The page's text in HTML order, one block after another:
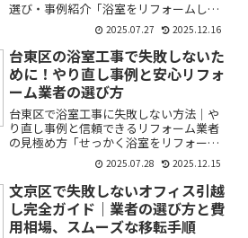
選び・事例紹介「浴室をリフォームした
いけど、費用や業者選びが不安…」「そ
もそも何から始めていいのかわからな
い」そんなお悩みを抱えていませんか？
浴室工事は決して安い買い物...
2025.07.27 2025.12.16
台東区の浴室工事で失敗しないた
めに！やり直し事例と安心リフォ
ーム業者の選び方
台東区で浴室工事に失敗しない方法｜や
り直し事例と信頼できるリフォーム業者
の見極め方「せっかく浴室をリフォーム
したのに、仕上がりに納得できない」
「工事後に不具合が出てしまい、やり直
しになってしまった」——浴室工事やリ
フォームの失敗談は少なくあ...
2025.07.28 2025.12.15
文京区で失敗しないオフィス引越
し完全ガイド｜業者の選び方と費
用相場、スムーズな移転手順